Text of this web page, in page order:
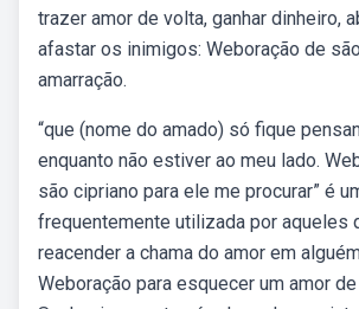
trazer amor de volta, ganhar dinheiro,
afastar os inimigos: Weboração de
amarração.
“que (nome do amado) só fique
enquanto não estiver ao meu lado.
são cipriano para ele me procurar” é
frequentemente utilizada por aqueles
reacender a chama do amor em
Weboração para esquecer um amor